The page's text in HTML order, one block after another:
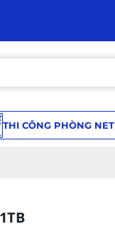
THI CÔNG PHÒNG NET